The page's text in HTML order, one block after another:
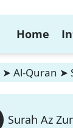
Home
➤ Al-Quran ➤
Surah Az